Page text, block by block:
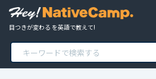
目つきが変わる を英語で教えて!